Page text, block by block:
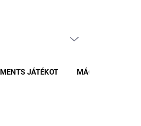
MENTS JÁTÉKOT MÁGNESES